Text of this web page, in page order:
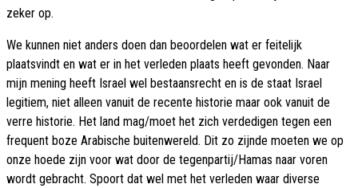
zeker op.
We kunnen niet anders doen dan beoordelen wat er feitelijk
plaatsvindt en wat er in het verleden plaats heeft gevonden. Naar
mijn mening heeft Israel wel bestaansrecht en is de staat Israel
legitiem, niet alleen vanuit de recente historie maar ook vanuit de
verre historie. Het land mag/moet het zich verdedigen tegen een
frequent boze Arabische buitenwereld. Dit zo zijnde moeten we op
onze hoede zijn voor wat door de tegenpartij/Hamas naar voren
wordt gebracht. Spoort dat wel met het verleden waar diverse